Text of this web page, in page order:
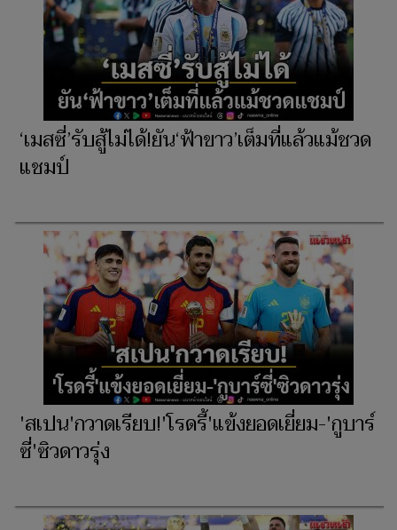
‘เมสซี่’รับสู้ไม่ได้!ยัน‘ฟ้าขาว’เต็มที่แล้วแม้ชวด
แชมป์
'สเปน'กวาดเรียบ!'โรดรี้'แข้งยอดเยี่ยม-'กูบาร์
ซี่'ซิวดาวรุ่ง